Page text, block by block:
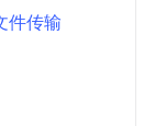
件传输